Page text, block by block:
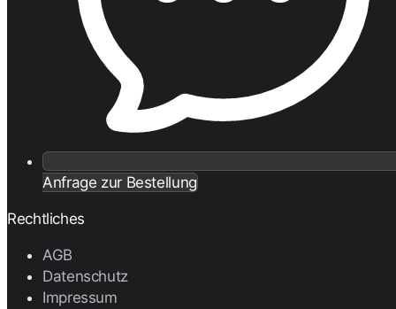
Anfrage zur Bestellung
Rechtliches
AGB
Datenschutz
Impressum